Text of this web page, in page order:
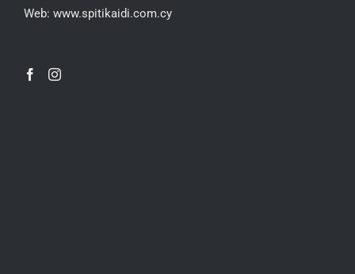
Web: www.spitikaidi.com.cy